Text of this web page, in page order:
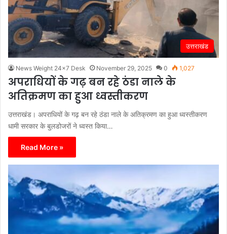
उत्तराखंड
News Weight 24x7 Desk November 29, 2025 0 1,027
अपराधियों के गढ़ बन रहे ठंडा नाले के
अतिक्रमण का हुआ ध्वस्तीकरण
उत्तराखंड। अपराधियों के गढ़ बन रहे ठंडा नाले के अतिक्रमण का हुआ ध्वस्तीकरण
धामी सरकार के बुलडोजरों ने ध्वस्त किया…
Read More »